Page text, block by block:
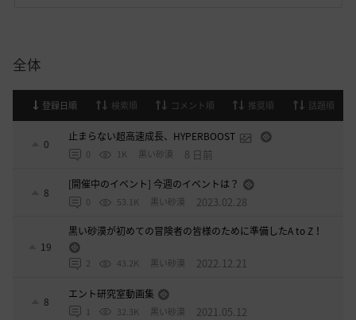
全体
登録日順 検索順 コメント順 推奨順 話題順
0
止まらない超高速成長、HYPERBOOST
0 1K 黒い砂漠 8 日前
8
[開催中のイベント] 今週のイベントは？
0 53.1K 黒い砂漠 2023.02.28
19
黒い砂漠が初めての冒険者の皆様のために準備したA to Z！
2 43.2K 黒い砂漠 2022.12.21
8
エント研究室動画集
1 32.3K 黒い砂漠 2021.05.12